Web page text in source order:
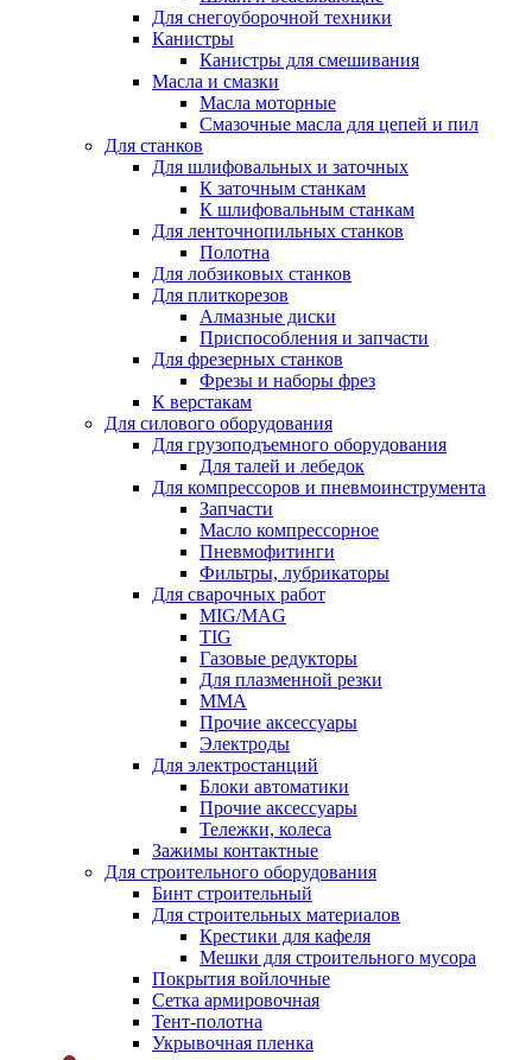
Для снегоуборочной техники
Канистры
Канистры для смешивания
Масла и смазки
Масла моторные
Смазочные масла для цепей и пил
Для станков
Для шлифовальных и заточных
К заточным станкам
К шлифовальным станкам
Для ленточнопильных станков
Полотна
Для лобзиковых станков
Для плиткорезов
Алмазные диски
Приспособления и запчасти
Для фрезерных станков
Фрезы и наборы фрез
К верстакам
Для силового оборудования
Для грузоподъемного оборудования
Для талей и лебедок
Для компрессоров и пневмоинструмента
Запчасти
Масло компрессорное
Пневмофитинги
Фильтры, лубрикаторы
Для сварочных работ
MIG/MAG
TIG
Газовые редукторы
Для плазменной резки
ММА
Прочие аксессуары
Электроды
Для электростанций
Блоки автоматики
Прочие аксессуары
Тележки, колеса
Зажимы контактные
Для строительного оборудования
Бинт строительный
Для строительных материалов
Крестики для кафеля
Мешки для строительного мусора
Покрытия войлочные
Сетка армировочная
Тент-полотна
Укрывочная пленка